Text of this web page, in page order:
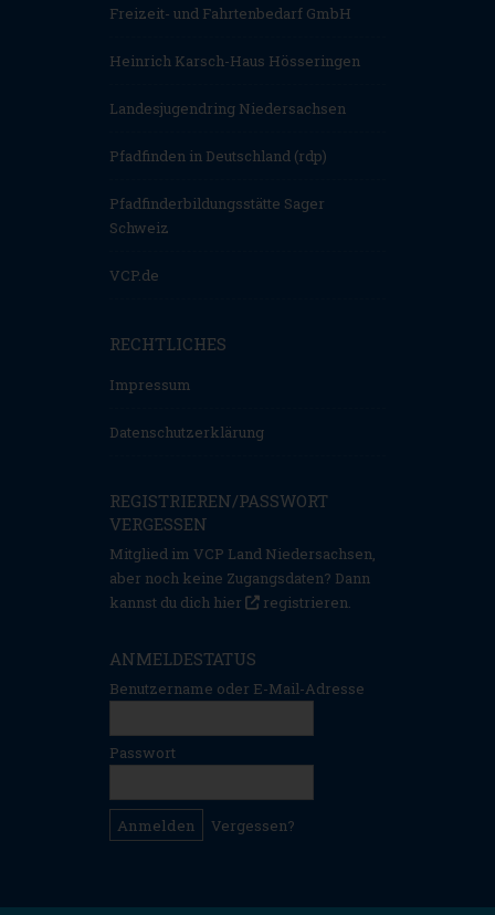
Freizeit- und Fahrtenbedarf GmbH
Heinrich Karsch-Haus Hösseringen
Landesjugendring Niedersachsen
Pfadfinden in Deutschland (rdp)
Pfadfinderbildungsstätte Sager
Schweiz
VCP.de
RECHTLICHES
Impressum
Datenschutzerklärung
REGISTRIEREN/PASSWORT
VERGESSEN
Mitglied im VCP Land Niedersachsen,
aber noch keine Zugangsdaten? Dann
kannst du dich hier
registrieren.
ANMELDESTATUS
Benutzername oder E-Mail-Adresse
Passwort
Vergessen?